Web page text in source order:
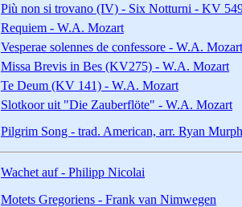
Più non si trovano (IV) - Six Notturni - KV
Requiem - W.A. Mozart
Vesperae solennes de confessore - W.A. Mozart
Missa Brevis in Bes (KV275) - W.A. Mozart
Te Deum (KV 141) - W.A. Mozart
Slotkoor uit "Die Zauberflöte" - W.A. Mozart
Pilgrim Song - trad. American, arr. Ryan
Wachet auf - Philipp Nicolai
Motets Gregoriens - Frank van Nimwegen